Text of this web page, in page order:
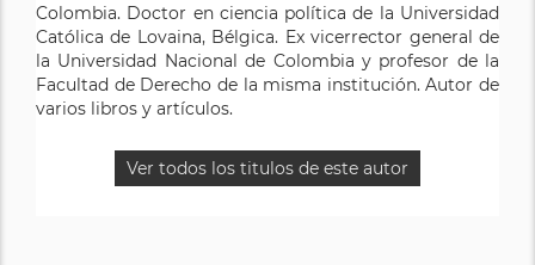
Colombia. Doctor en ciencia política de la Universidad
Católica de Lovaina, Bélgica. Ex vicerrector general de
la Universidad Nacional de Colombia y profesor de la
Facultad de Derecho de la misma institución. Autor de
varios libros y artículos.
Ver todos los titulos de este autor